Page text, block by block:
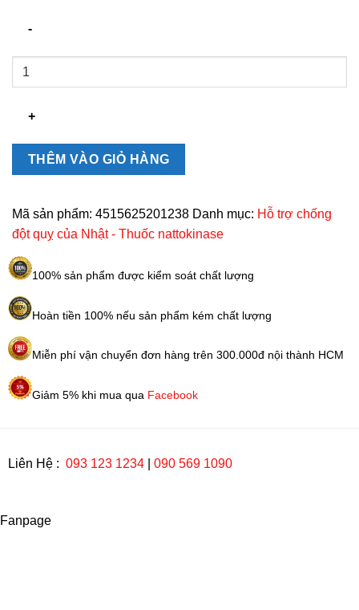
Viên
Premium
Nhật
hỗ
đột
quỵ,
biến
lượng
THÊM VÀO GIỎ HÀNG
Mã sản phẩm: 4515625201238 Danh mục: Hỗ trợ chống
đột quỵ của Nhật - Thuốc nattokinase
100% sản phẩm được kiểm soát chất lượng
Hoàn tiền 100% nếu sản phẩm kém chất lượng
Miễn phí vận chuyển đơn hàng trên 300.000đ nội thành HCM
Giảm 5% khi mua qua Facebook
Liên Hệ : 093 123 1234 090 569 1090
Fanpage